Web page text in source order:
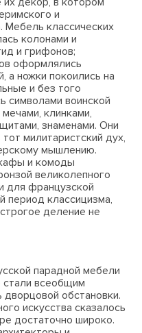
и
Мебель классических
колонами и
и грифонов;
оформлялись
а ножки покоились на
и без того
символами воинской
клинками,
знаменами. Они
милитаристский дух,
мышлению.
и комоды
великолепного
для французской
период классицизма,
деление не
парадной мебели
стали всеобщим
обстановки.
искусства сказалось
достаточно широко.